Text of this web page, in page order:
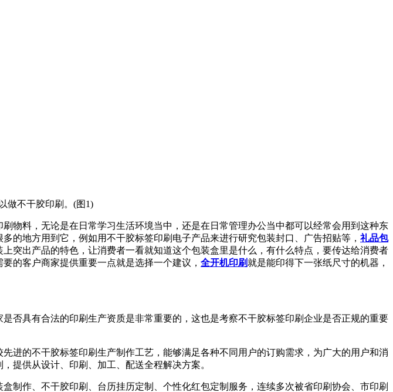
物料，无论是在日常学习生活环境当中，还是在日常管理办公当中都可以经常会用到这种东
方用到它，例如用不干胶标签印刷电子产品来进行研究包装封口、广告招贴等， 礼品包
品的特色，让消费者一看就知道这个包装盒里是什么，有什么特点，要传达给消费者
的客户商家提供重要一点就是选择一个建议， 全开机印刷 就是能印得下一张纸尺寸的机器，
是否具有合法的印刷生产资质是非常重要的，这也是考察不干胶标签印刷企业是否正规的重要
进的不干胶标签印刷生产制作工艺，能够满足各种不同用户的订购需求，为广大的用户和消
设计、印刷、加工、配送全程解决方案。
制作、不干胶印刷、台历挂历定制、个性化红包定制服务，连续多次被省印刷协会、市印刷